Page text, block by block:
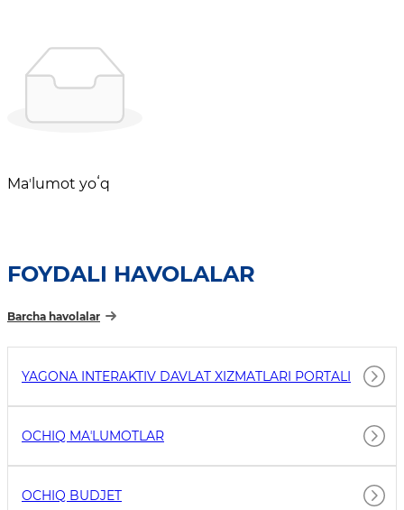
Maʼlumot yoʻq
FOYDALI HAVOLALAR
Barcha havolalar
YAGONA INTERAKTIV DAVLAT XIZMATLARI PORTALI
OCHIQ MAʼLUMOTLAR
OCHIQ BUDJET